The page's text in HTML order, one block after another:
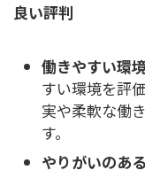
良い評判
働きやすい環境
すい環境を評
実や柔軟な働
す。
やりがいのあ